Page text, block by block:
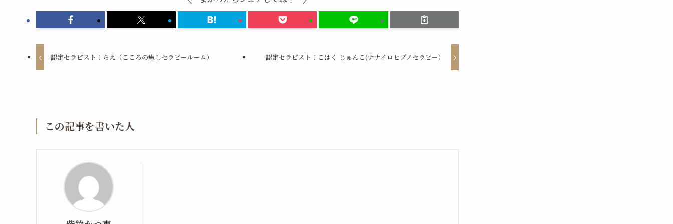
認定セラピスト：ちえ（こころの癒しセラピールーム） 認定セラピスト：こはく じゅんこ(ナナイロヒプノセラピー）
この記事を書いた人